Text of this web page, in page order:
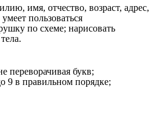
имя, отчество, возраст, адрес,
пользоваться
по схеме; нарисовать
переворачивая букв;
9 в правильном порядке;